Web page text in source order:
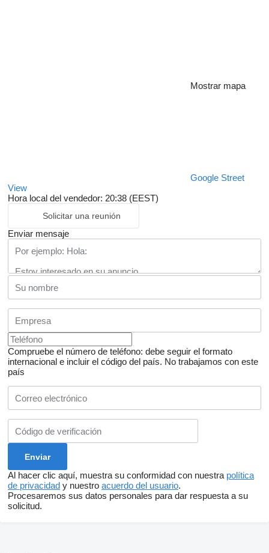
Mostrar mapa
Google Street
View
Hora local del vendedor: 20:38 (EEST)
Solicitar una reunión
Enviar mensaje
Compruebe el número de teléfono: debe seguir el formato
internacional e incluir el código del país. No trabajamos con este
país
Al hacer clic aquí, muestra su conformidad con nuestra política
de privacidad y nuestro acuerdo del usuario.
Procesaremos sus datos personales para dar respuesta a su
solicitud.